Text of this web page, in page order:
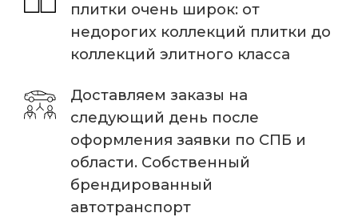
плитки очень широк: от
недорогих коллекций плитки до
коллекций элитного класса
Доставляем заказы на
следующий день после
оформления заявки по СПБ и
области. Собственный
брендированный
автотранспорт